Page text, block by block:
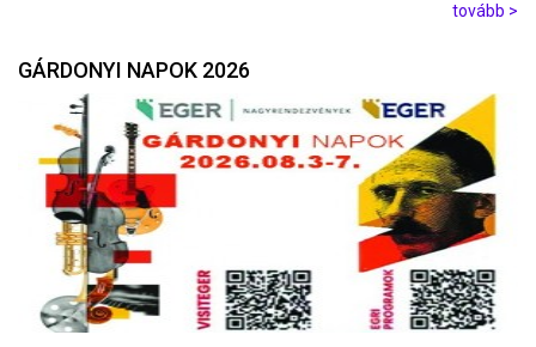
tovább >
GÁRDONYI NAPOK 2026